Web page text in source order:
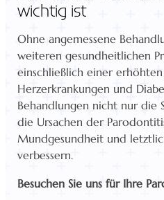
wichtig ist
Ohne angemessene
weiteren gesundheitlichen
einschließlich einer
Herzerkrankungen und
Behandlungen nicht nur die
die Ursachen der
Mundgesundheit und
verbessern.
Besuchen Sie uns für Ihre